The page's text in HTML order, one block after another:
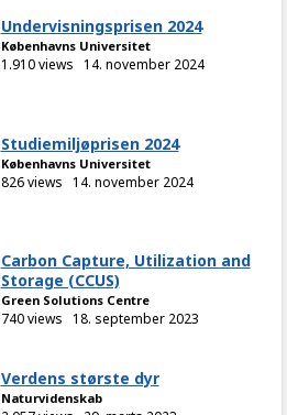
Undervisningsprisen 2024
Københavns Universitet
1.910 views 14. november 2024
Studiemiljøprisen 2024
Københavns Universitet
826 views 14. november 2024
Carbon Capture, Utilization and
Storage (CCUS)
Green Solutions Centre
740 views 18. september 2023
Verdens største dyr
Naturvidenskab